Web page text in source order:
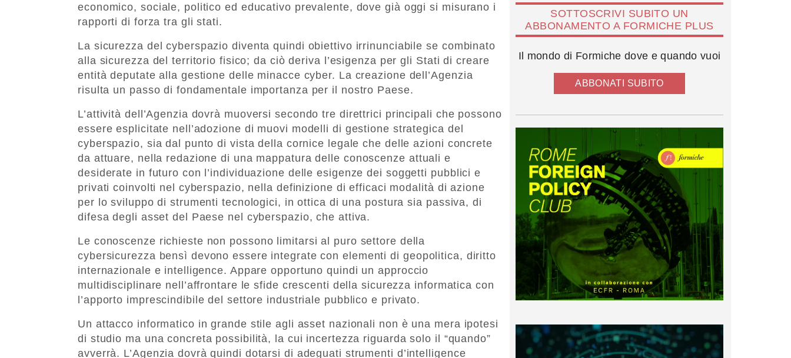
economico, sociale, politico ed educativo prevalente, dove già oggi si misurano i
rapporti di forza tra gli stati.
La sicurezza del cyberspazio diventa quindi obiettivo irrinunciabile se combinato
alla sicurezza del territorio fisico; da ciò deriva l’esigenza per gli Stati di creare
entità deputate alla gestione delle minacce cyber. La creazione dell’Agenzia
risulta un passo di fondamentale importanza per il nostro Paese.
L’attività dell’Agenzia dovrà muoversi secondo tre direttrici principali che possono
essere esplicitate nell’adozione di muovi modelli di gestione strategica del
cyberspazio, sia dal punto di vista della cornice legale che delle azioni concrete
da attuare, nella redazione di una mappatura delle conoscenze attuali e
desiderate in futuro con l’individuazione delle esigenze dei soggetti pubblici e
privati coinvolti nel cyberspazio, nella definizione di efficaci modalità di azione
per lo sviluppo di strumenti tecnologici, in ottica di una postura sia passiva, di
difesa degli asset del Paese nel cyberspazio, che attiva.
Le conoscenze richieste non possono limitarsi al puro settore della
cybersicurezza bensì devono essere integrate con elementi di geopolitica, diritto
internazionale e intelligence. Appare opportuno quindi un approccio
multidisciplinare nell’affrontare le sfide crescenti della sicurezza informatica con
l’apporto imprescindibile del settore industriale pubblico e privato.
Un attacco informatico in grande stile agli asset nazionali non è una mera ipotesi
di studio ma una concreta possibilità, la cui incertezza riguarda solo il “quando”
avverrà. L’Agenzia dovrà quindi dotarsi di adeguati strumenti d’intelligence
SOTTOSCRIVI SUBITO UN
ABBONAMENTO A FORMICHE PLUS
Il mondo di Formiche dove e quando vuoi
ABBONATI SUBITO